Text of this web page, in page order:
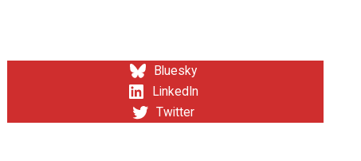
Bluesky
LinkedIn
Twitter